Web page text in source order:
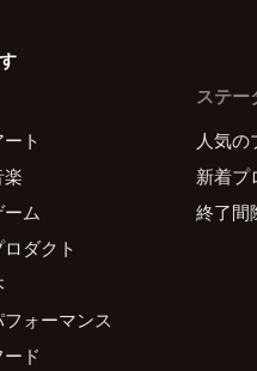
ト
ム
ロダクト
ォーマンス
ード
ステー
人気の
新着プ
終了間